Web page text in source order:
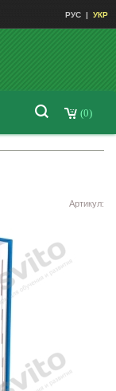
РУС | УКР
(0)
Артикул: